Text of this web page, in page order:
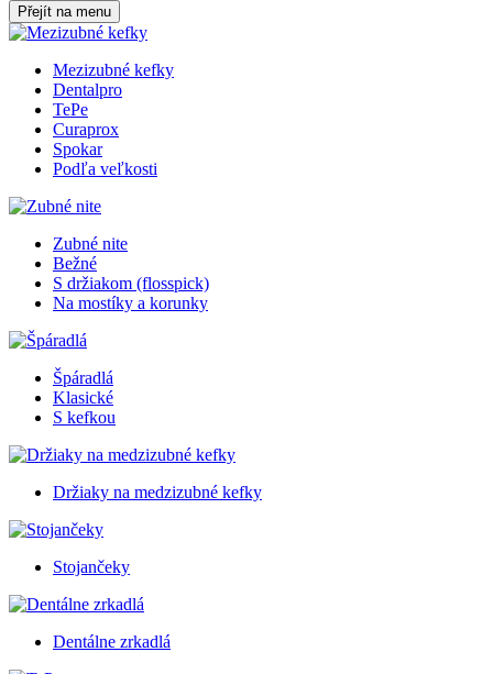
Přejít na menu
Mezizubné kefky
Dentalpro
TePe
Curaprox
Spokar
Podľa veľkosti
Zubné nite
Bežné
S držiakom (flosspick)
Na mostíky a korunky
Špáradlá
Klasické
S kefkou
Držiaky na medzizubné kefky
Stojančeky
Dentálne zrkadlá